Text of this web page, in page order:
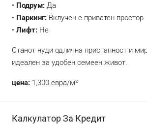
• Подрум: Да
• Паркинг: Вклучен е приватен простор
• Лифт: Не
Станот нуди одлична пристапност и
идеален за удобен семеен живот.
цена: 1,300 евра/м²
Калкулатор За Кредит